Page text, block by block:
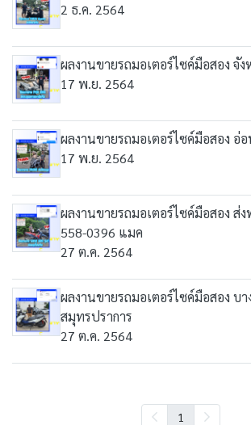
2 ธ.ค. 2564
ผลงานขายรถมอเตอร์ไซค์มือสอง จั
17 พ.ย. 2564
ผลงานขายรถมอเตอร์ไซค์มือสอง อ่
17 พ.ย. 2564
ผลงานขายรถมอเตอร์ไซค์มือสอง ส่
558-0396 แมค
27 ต.ค. 2564
ผลงานขายรถมอเตอร์ไซค์มือสอง บา
สมุทรปราการ
27 ต.ค. 2564
1